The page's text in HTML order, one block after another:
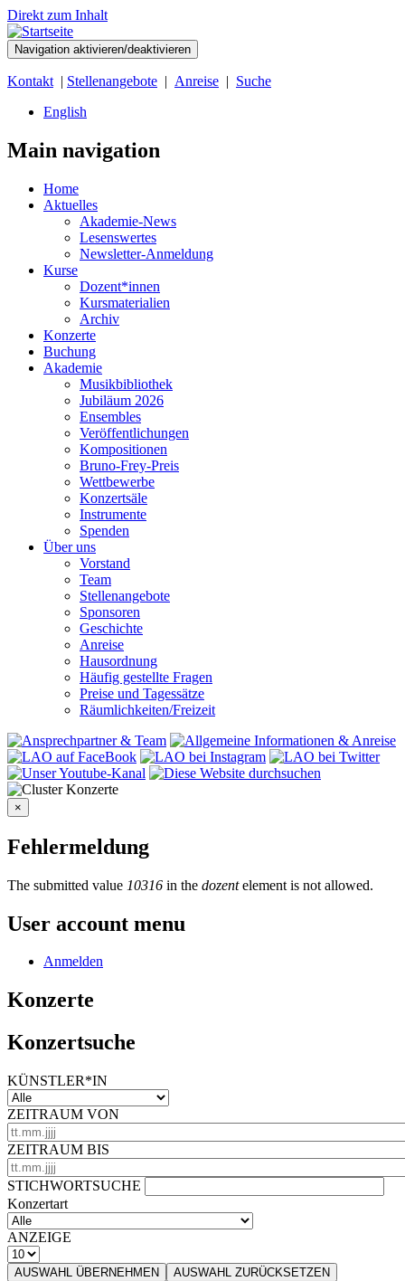
Direkt zum Inhalt
Navigation aktivieren/deaktivieren
Kontakt | Stellenangebote | Anreise | Suche
English
Main navigation
Home
Aktuelles
Akademie-News
Lesenswertes
Newsletter-Anmeldung
Kurse
Dozent*innen
Kursmaterialien
Archiv
Konzerte
Buchung
Akademie
Musikbibliothek
Jubiläum 2026
Ensembles
Veröffentlichungen
Kompositionen
Bruno-Frey-Preis
Wettbewerbe
Konzertsäle
Instrumente
Spenden
Über uns
Vorstand
Team
Stellenangebote
Sponsoren
Geschichte
Anreise
Hausordnung
Häufig gestellte Fragen
Preise und Tagessätze
Räumlichkeiten/Freizeit
×
Fehlermeldung
The submitted value 10316 in the dozentelement is not allowed.
User account menu
Anmelden
Konzerte
Konzertsuche
KÜNSTLER*IN
ZEITRAUM VON
ZEITRAUM BIS
STICHWORTSUCHE
Konzertart
ANZEIGE
AUSWAHL ÜBERNEHMEN AUSWAHL ZURÜCKSETZEN